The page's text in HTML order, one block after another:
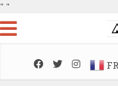
" "
FR